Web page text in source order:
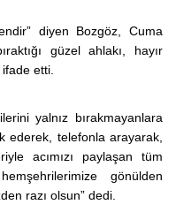
diyen Bozgöz, Cuma
güzel ahlakı, hayır
etti.
yalnız bırakmayanlara
ederek, telefonla arayarak,
acımızı paylaşan tüm
gönülden
razı olsun” dedi.